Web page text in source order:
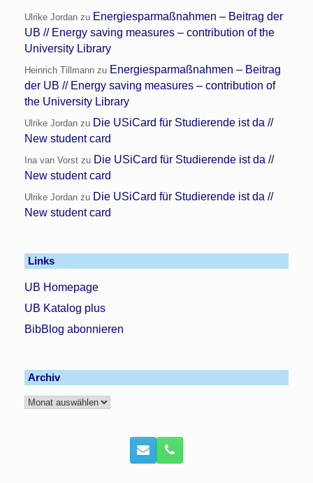
Ulrike Jordan zu Energiesparmaßnahmen – Beitrag der
UB // Energy saving measures – contribution of the
University Library
Heinrich Tillmann zu Energiesparmaßnahmen – Beitrag
der UB // Energy saving measures – contribution of
the University Library
Ulrike Jordan zu Die USiCard für Studierende ist da //
New student card
Ina van Vorst zu Die USiCard für Studierende ist da //
New student card
Ulrike Jordan zu Die USiCard für Studierende ist da //
New student card
Links
UB Homepage
UB Katalog plus
BibBlog abonnieren
Archiv
Archiv